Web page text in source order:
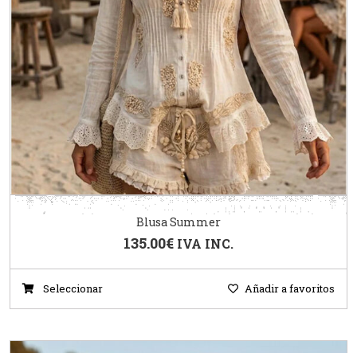
Blusa Summer
135.00€ IVA INC.
Seleccionar Añadir a favoritos